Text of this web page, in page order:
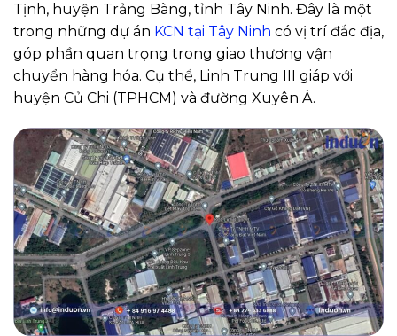
Tịnh, huyện Trảng Bàng, tỉnh Tây Ninh. Đây là một
trong những dự án KCN tại Tây Ninh có vị trí đắc địa,
góp phần quan trọng trong giao thương vận
chuyển hàng hóa. Cụ thể, Linh Trung III giáp với
huyện Củ Chi (TPHCM) và đường Xuyên Á.